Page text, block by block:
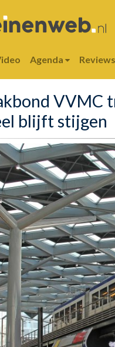
Agenda Reviews
VVMC
blijft stijgen